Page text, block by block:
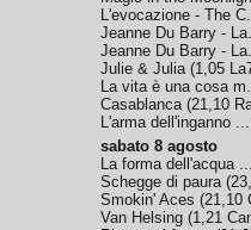
L'evocazione - The
Jeanne Du Barry -
Jeanne Du Barry -
Julie & Julia(1,05
La vita è una cosa
Casablanca(21,10
L'arma dell'inganno ...
sabato 8 agosto
La forma dell'acqua ...
Schegge di paura(
Smokin' Aces (21,10
Van Helsing (1,21